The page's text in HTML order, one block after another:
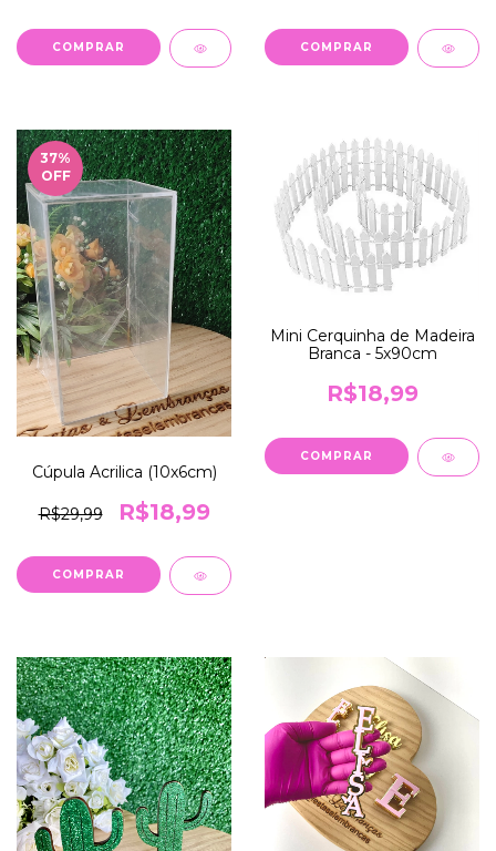
COMPRAR COMPRAR
37%
OFF
Cúpula Acrilica (10x6cm)
R$29,99 R$18,99
Mini Cerquinha de Madeira
Branca - 5x90cm
R$18,99